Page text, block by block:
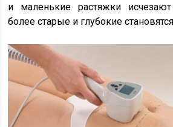
и маленькие растяжки
более старые и глубокие